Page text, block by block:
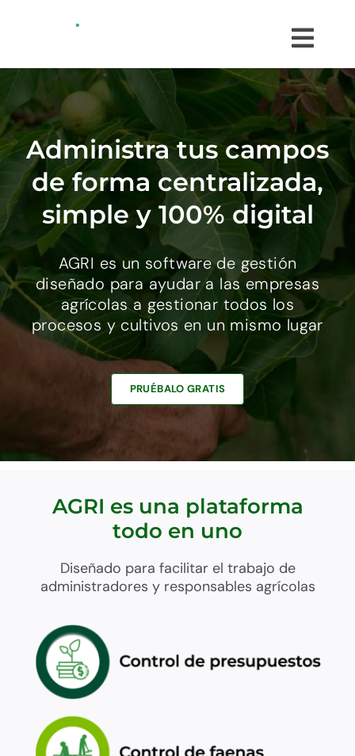
¿QUÉ ES AGRI?
¿CÓMO FUNCIONA?
INTEGRACIONES
TESTIMONIOS
PROBAR GRATIS
Administra tus campos
de forma centralizada,
simple y 100% digital
AGRI es un software de gestión
diseñado para ayudar a las empresas
agrícolas a gestionar todos los
procesos y cultivos en un mismo lugar
PRUÉBALO GRATIS
AGRI es una plataforma
todo en uno
Diseñado para facilitar el trabajo de
administradores y responsables agrícolas